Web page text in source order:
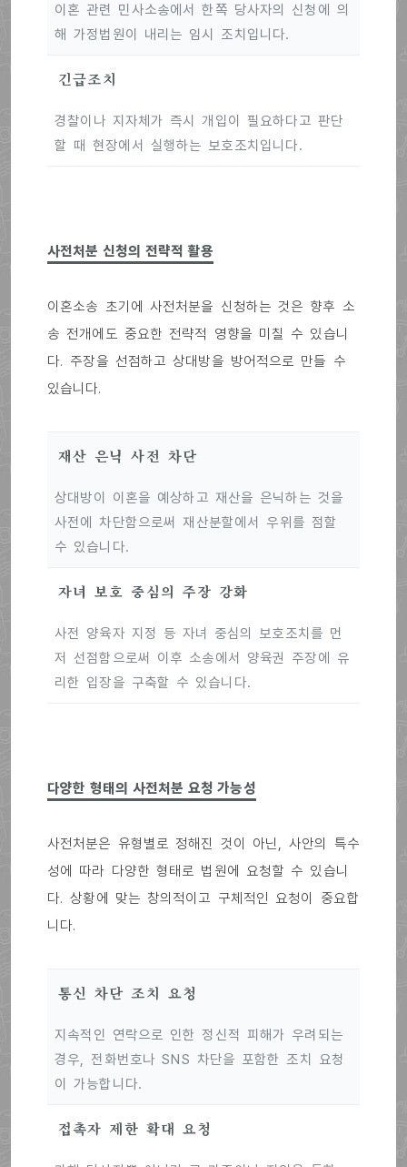
이혼 관련 민사소송에서 한쪽 당사자의 신청에 의
해 가정법원이 내리는 임시 조치입니다.
긴급조치
경찰이나 지자체가 즉시 개입이 필요하다고 판단
할 때 현장에서 실행하는 보호조치입니다.
사전처분 신청의 전략적 활용
이혼소송 초기에 사전처분을 신청하는 것은 향후 소
송 전개에도 중요한 전략적 영향을 미칠 수 있습니
다. 주장을 선점하고 상대방을 방어적으로 만들 수
있습니다.
재산 은닉 사전 차단
상대방이 이혼을 예상하고 재산을 은닉하는 것을
사전에 차단함으로써 재산분할에서 우위를 점할
수 있습니다.
자녀 보호 중심의 주장 강화
사전 양육자 지정 등 자녀 중심의 보호조치를 먼
저 선점함으로써 이후 소송에서 양육권 주장에 유
리한 입장을 구축할 수 있습니다.
다양한 형태의 사전처분 요청 가능성
사전처분은 유형별로 정해진 것이 아닌, 사안의 특수
성에 따라 다양한 형태로 법원에 요청할 수 있습니
다. 상황에 맞는 창의적이고 구체적인 요청이 중요합
니다.
통신 차단 조치 요청
지속적인 연락으로 인한 정신적 피해가 우려되는
경우, 전화번호나 SNS 차단을 포함한 조치 요청
이 가능합니다.
접촉자 제한 확대 요청